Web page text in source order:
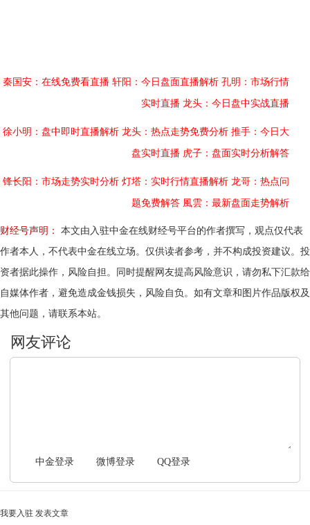
秦国安：在线免费看直播 轩阳：今日盘面直播解析 孔明：市场行情
实时直播 龙头：今日盘中实战直播
徐小明：盘中即时直播解析 龙头：热点走势免费分析 推手：今日大
盘实时直播 虎子：盘面实时分析解答
锋长阳：市场走势实时分析 灯塔：实时行情直播解析 龙哥：热点问
题免费解答 風雲：最新盘面走势解析
财经号声明：
本文由入驻中金在线财经号平台的作者撰写，观点仅代表
作者本人，不代表中金在线立场。仅供读者参考，并不构成投资建议。投
资者据此操作，风险自担。同时提醒网友提高风险意识，请勿私下汇款给
自媒体作者，避免造成金钱损失，风险自负。如有文章和图片作品版权及
其他问题，请联系本站。
中金登录 微博登录 QQ登录
我要入驻 发表文章